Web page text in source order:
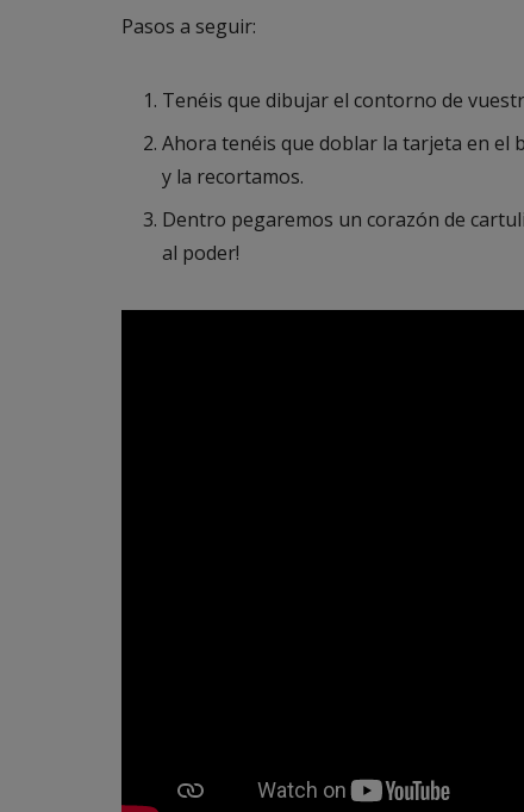
Pasos a seguir:
Tenéis que dibujar el contorno de
Ahora tenéis que doblar la tarjeta en el
y la recortamos.
Dentro pegaremos un corazón de
al poder!